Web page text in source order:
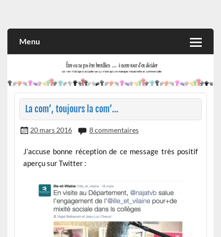
et commerciale
Menu
La com’, toujours la com’…
20 mars 2016 8 commentaires
J’accuse bonne réception de ce message très positif
aperçu sur Twitter :